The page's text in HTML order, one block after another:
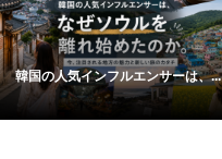
韓国の人気インフルエンサーは、...